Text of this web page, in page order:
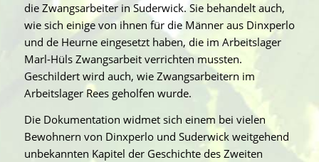
die Zwangsarbeiter in Suderwick. Sie behandelt auch,
wie sich einige von ihnen für die Männer aus Dinxperlo
und de Heurne eingesetzt haben, die im Arbeitslager
Marl-Hüls Zwangsarbeit verrichten mussten.
Geschildert wird auch, wie Zwangsarbeitern im
Arbeitslager Rees geholfen wurde.
Die Dokumentation widmet sich einem bei vielen
Bewohnern von Dinxperlo und Suderwick weitgehend
unbekannten Kapitel der Geschichte des Zweiten